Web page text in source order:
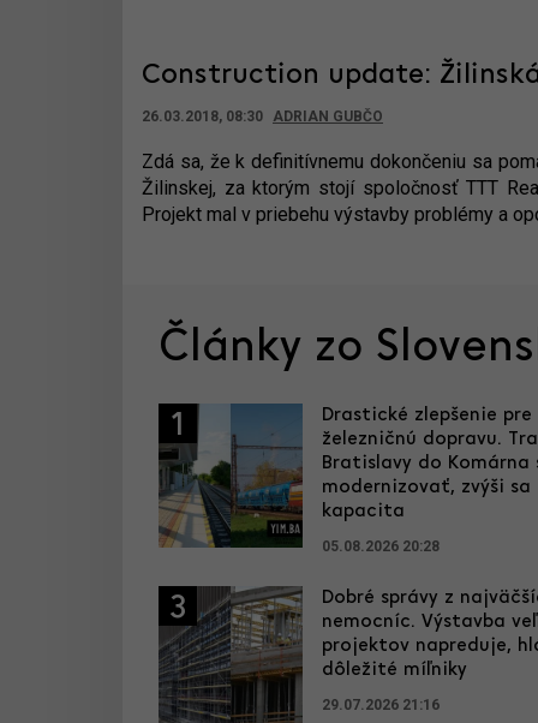
Construction update: Žilinská,
26.03.2018, 08:30 ADRIAN GUBČO
Zdá sa, že k definitívnemu dokončeniu sa
Žilinskej, za ktorým stojí spoločnosť TTT
Projekt mal v priebehu výstavby problémy a
Články zo
1
Drastické zlepšenie pre
železničnú dopravu.
Bratislavy do Komárna
modernizovať, zvýši sa
kapacita
05.08.2026 20:28
3
Dobré správy z
nemocníc. Výstavba
projektov napreduje,
dôležité míľniky
29.07.2026 21:16